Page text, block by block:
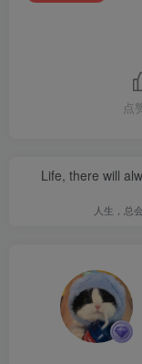
点
Life, there will
人生，总